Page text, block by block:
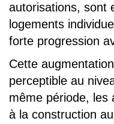
autorisations, sont
logements
forte progression
Cette
perceptible au
même période, les
à la construction